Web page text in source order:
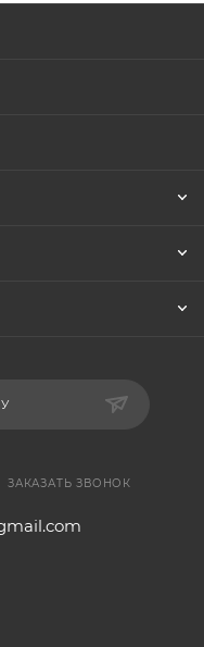
ЗАКАЗАТЬ ЗВОНОК